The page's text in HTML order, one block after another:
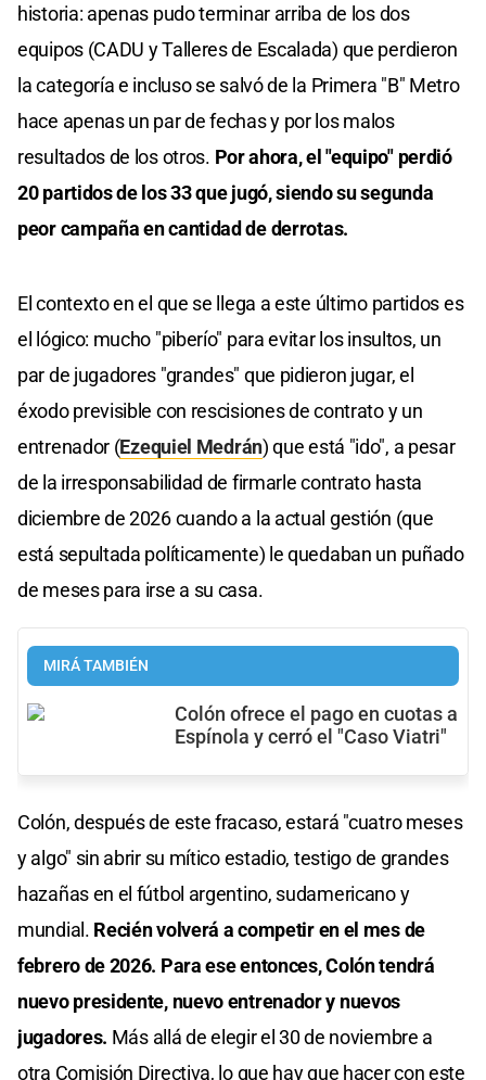
historia: apenas pudo terminar arriba de los dos
equipos (CADU y Talleres de Escalada) que perdieron
la categoría e incluso se salvó de la Primera "B" Metro
hace apenas un par de fechas y por los malos
resultados de los otros. Por ahora, el "equipo" perdió
20 partidos de los 33 que jugó, siendo su segunda
peor campaña en cantidad de derrotas.
El contexto en el que se llega a este último partidos es
el lógico: mucho "piberío" para evitar los insultos, un
par de jugadores "grandes" que pidieron jugar, el
éxodo previsible con rescisiones de contrato y un
entrenador (Ezequiel Medrán) que está "ido", a pesar
de la irresponsabilidad de firmarle contrato hasta
diciembre de 2026 cuando a la actual gestión (que
está sepultada políticamente) le quedaban un puñado
de meses para irse a su casa.
MIRÁ TAMBIÉN
Colón ofrece el pago en cuotas a
Espínola y cerró el "Caso Viatri"
Colón, después de este fracaso, estará "cuatro meses
y algo" sin abrir su mítico estadio, testigo de grandes
hazañas en el fútbol argentino, sudamericano y
mundial. Recién volverá a competir en el mes de
febrero de 2026. Para ese entonces, Colón tendrá
nuevo presidente, nuevo entrenador y nuevos
jugadores. Más allá de elegir el 30 de noviembre a
otra Comisión Directiva, lo que hay que hacer con este